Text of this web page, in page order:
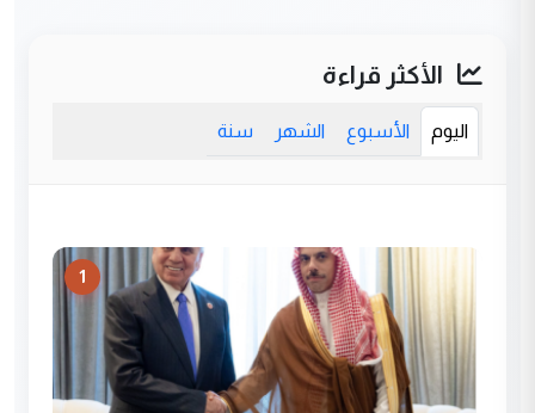
الأكثر قراءة
اليوم الأسبوع الشهر سنة
1